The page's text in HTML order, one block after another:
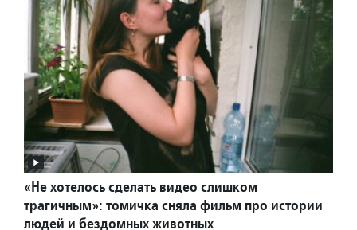
«Не хотелось сделать видео слишком
трагичным»: томичка сняла фильм про истории
людей и бездомных животных